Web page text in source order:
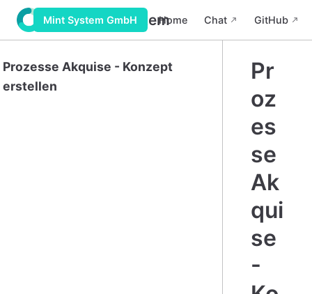
Wiki Mint System
Mint System GmbH Home Chat GitHub
Prozesse Akquise - Konzept
erstellen
Pr
oz
es
se
Ak
qui
se
-